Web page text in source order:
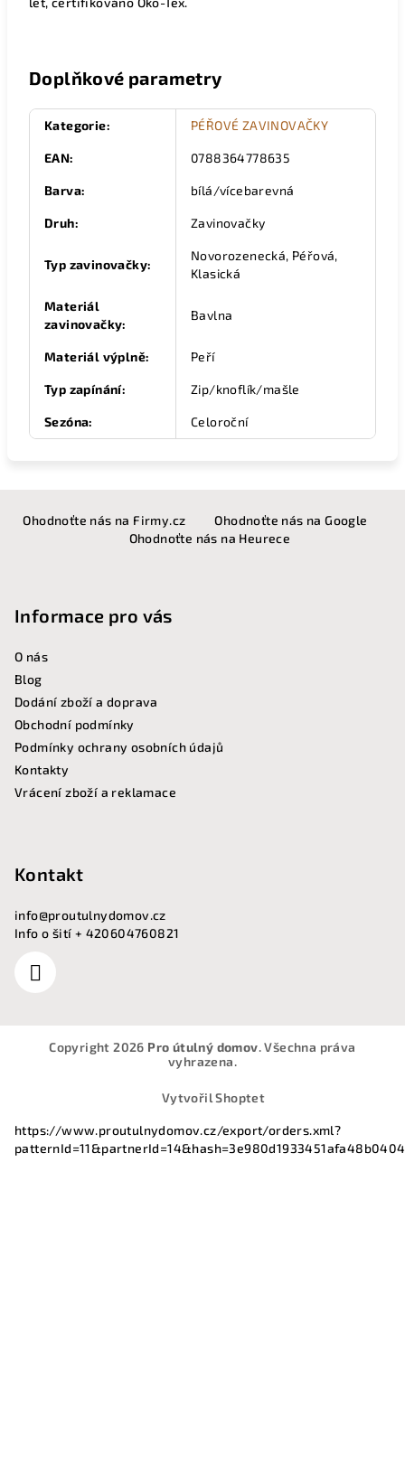
Doplňkové parametry
Kategorie: PÉŘOVÉ ZAVINOVAČKY
EAN: 0788364778635
Barva: bílá/vícebarevná
Druh: Zavinovačky
Typ zavinovačky:
Novorozenecká, Péřová,
Klasická
Materiál
zavinovačky:
Bavlna
Materiál výplně: Peří
Typ zapínání: Zip/knoflík/mašle
Sezóna: Celoroční
Ohodnoťte nás na Firmy.cz
Ohodnoťte nás na Google
Ohodnoťte nás na Heurece
Informace pro vás
O nás
Blog
Dodání zboží a doprava
Obchodní podmínky
Podmínky ochrany osobních údajů
Kontakty
Vrácení zboží a reklamace
Kontakt
info@proutulnydomov.cz
Info o šití + 420604760821
Copyright 2026 Pro útulný domov. Všechna práva
vyhrazena.
Vytvořil Shoptet
https://www.proutulnydomov.cz/export/orders.xml?